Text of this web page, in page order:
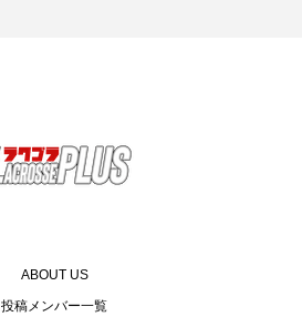
ABOUT US
投稿メンバー一覧